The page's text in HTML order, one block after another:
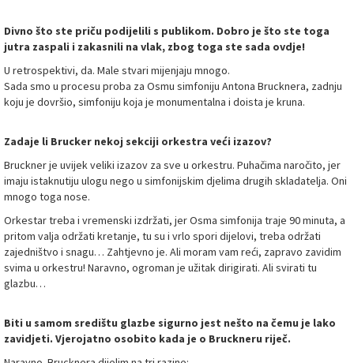
Divno što ste priču podijelili s publikom. Dobro je što ste toga
jutra zaspali i zakasnili na vlak, zbog toga ste sada ovdje!
U retrospektivi, da. Male stvari mijenjaju mnogo.
Sada smo u procesu proba za Osmu simfoniju Antona Brucknera, zadnju
koju je dovršio, simfoniju koja je monumentalna i doista je kruna.
Zadaje li Brucker nekoj sekciji orkestra veći izazov?
Bruckner je uvijek veliki izazov za sve u orkestru. Puhačima naročito, jer
imaju istaknutiju ulogu nego u simfonijskim djelima drugih skladatelja. Oni
mnogo toga nose.
Orkestar treba i vremenski izdržati, jer Osma simfonija traje 90 minuta, a
pritom valja održati kretanje, tu su i vrlo spori dijelovi, treba održati
zajedništvo i snagu… Zahtjevno je. Ali moram vam reći, zapravo zavidim
svima u orkestru! Naravno, ogroman je užitak dirigirati. Ali svirati tu
glazbu…
Biti u samom središtu glazbe sigurno jest nešto na čemu je lako
zavidjeti. Vjerojatno osobito kada je o Bruckneru riječ.